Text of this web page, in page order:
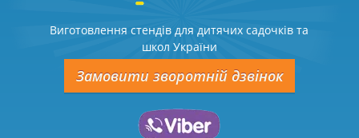
Виготовлення стендів для дитячих садочків та
школ України
Замовити зворотній дзвінок